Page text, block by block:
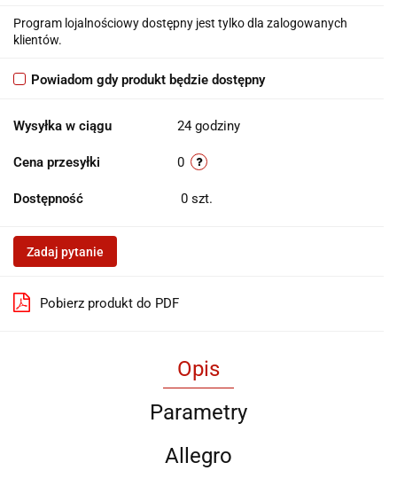
Program lojalnościowy dostępny jest tylko dla zalogowanych
klientów.
Powiadom gdy produkt będzie dostępny
Wysyłka w ciągu 24 godziny
Cena przesyłki 0
Dostępność 0 szt.
Zadaj pytanie
Pobierz produkt do PDF
Opis
Parametry
Allegro